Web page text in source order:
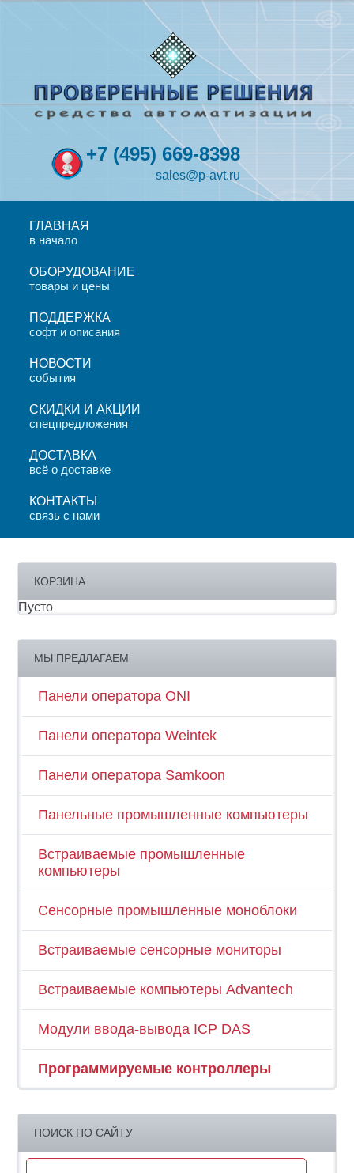
+7 (495) 669-8398
sales@p-avt.ru
ГЛАВНАЯ
в начало
ОБОРУДОВАНИЕ
товары и цены
ПОДДЕРЖКА
софт и описания
НОВОСТИ
события
СКИДКИ И АКЦИИ
спецпредложения
ДОСТАВКА
всё о доставке
КОНТАКТЫ
связь с нами
КОРЗИНА
Пусто
МЫ ПРЕДЛАГАЕМ
Панели оператора ONI
Панели оператора Weintek
Панели оператора Samkoon
Панельные промышленные компьютеры
Встраиваемые промышленные
компьютеры
Сенсорные промышленные моноблоки
Встраиваемые сенсорные мониторы
Встраиваемые компьютеры Advantech
Модули ввода-вывода ICP DAS
Программируемые контроллеры
ПОИСК ПО САЙТУ